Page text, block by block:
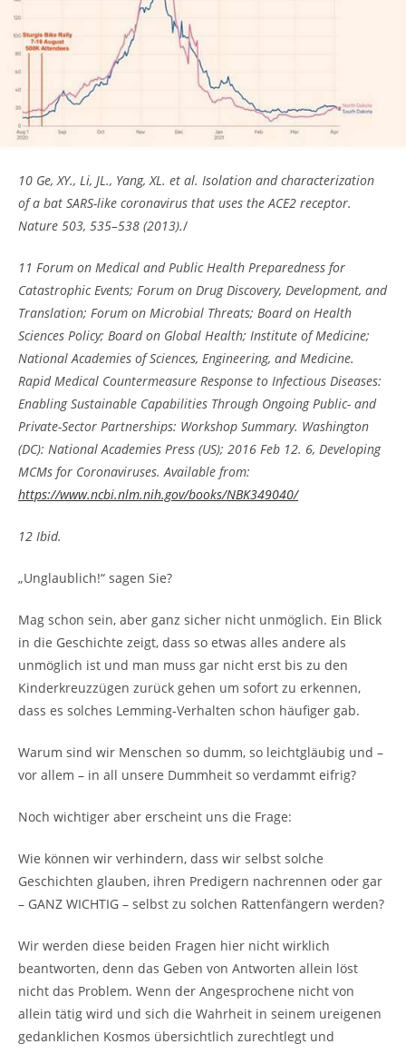
10 Ge, XY., Li, JL., Yang, XL. et al. Isolation and characterization
of a bat SARS-like coronavirus that uses the ACE2 receptor.
Nature 503, 535–538 (2013)./
11 Forum on Medical and Public Health Preparedness for
Catastrophic Events; Forum on Drug Discovery, Development, and
Translation; Forum on Microbial Threats; Board on Health
Sciences Policy; Board on Global Health; Institute of Medicine;
National Academies of Sciences, Engineering, and Medicine.
Rapid Medical Countermeasure Response to Infectious Diseases:
Enabling Sustainable Capabilities Through Ongoing Public- and
Private-Sector Partnerships: Workshop Summary. Washington
(DC): National Academies Press (US); 2016 Feb 12. 6, Developing
MCMs for Coronaviruses. Available from:
https://www.ncbi.nlm.nih.gov/books/NBK349040/
12 Ibid.
„Unglaublich!“ sagen Sie?
Mag schon sein, aber ganz sicher nicht unmöglich. Ein Blick
in die Geschichte zeigt, dass so etwas alles andere als
unmöglich ist und man muss gar nicht erst bis zu den
Kinderkreuzzügen zurück gehen um sofort zu erkennen,
dass es solches Lemming-Verhalten schon häufiger gab.
Warum sind wir Menschen so dumm, so leichtgläubig und –
vor allem – in all unsere Dummheit so verdammt eifrig?
Noch wichtiger aber erscheint uns die Frage:
Wie können wir verhindern, dass wir selbst solche
Geschichten glauben, ihren Predigern nachrennen oder gar
– GANZ WICHTIG – selbst zu solchen Rattenfängern werden?
Wir werden diese beiden Fragen hier nicht wirklich
beantworten, denn das Geben von Antworten allein löst
nicht das Problem. Wenn der Angesprochene nicht von
allein tätig wird und sich die Wahrheit in seinem ureigenen
gedanklichen Kosmos übersichtlich zurechtlegt und